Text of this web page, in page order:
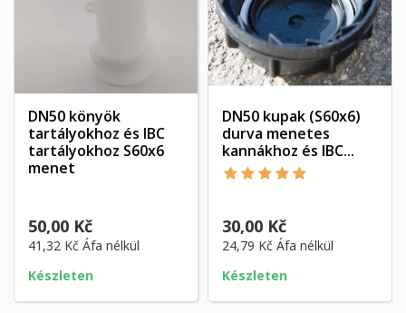
DN50 könyök
tartályokhoz és IBC
tartályokhoz S60x6
menet
50,00 Kč
41,32 Kč Áfa nélkül
Készleten
DN50 kupak (S60x6)
durva menetes
kannákhoz és IBC...
30,00 Kč
24,79 Kč Áfa nélkül
Készleten